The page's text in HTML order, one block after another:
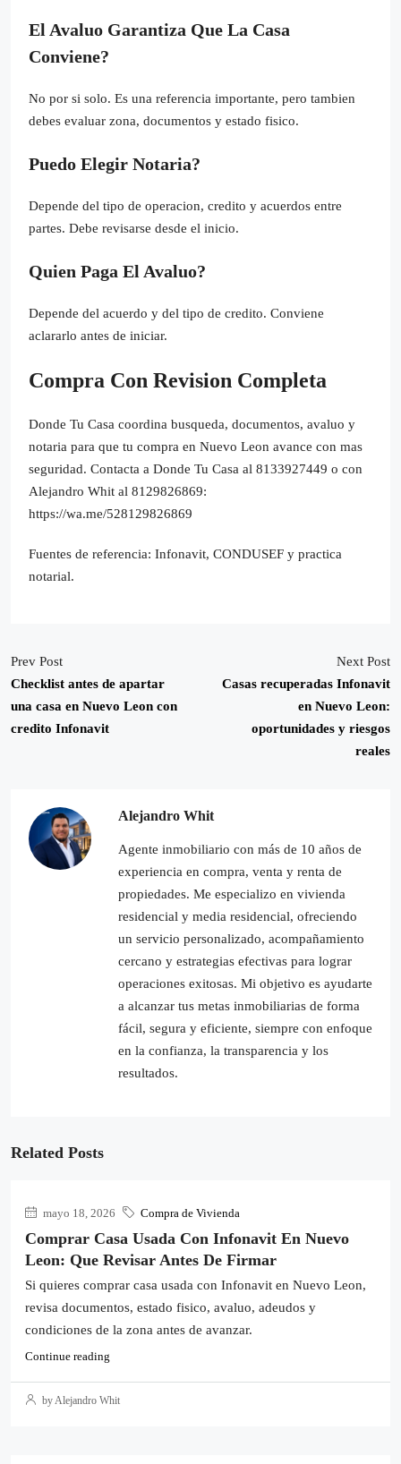
El Avaluo Garantiza Que La Casa
Conviene?
No por si solo. Es una referencia importante, pero tambien
debes evaluar zona, documentos y estado fisico.
Puedo Elegir Notaria?
Depende del tipo de operacion, credito y acuerdos entre
partes. Debe revisarse desde el inicio.
Quien Paga El Avaluo?
Depende del acuerdo y del tipo de credito. Conviene
aclararlo antes de iniciar.
Compra Con Revision Completa
Donde Tu Casa coordina busqueda, documentos, avaluo y
notaria para que tu compra en Nuevo Leon avance con mas
seguridad. Contacta a Donde Tu Casa al 8133927449 o con
Alejandro Whit al 8129826869:
https://wa.me/528129826869
Fuentes de referencia: Infonavit, CONDUSEF y practica
notarial.
Prev Post
Checklist antes de apartar
una casa en Nuevo Leon con
credito Infonavit
Next Post
Casas recuperadas Infonavit
en Nuevo Leon:
oportunidades y riesgos
reales
Alejandro Whit
Agente inmobiliario con más de 10 años de
experiencia en compra, venta y renta de
propiedades. Me especializo en vivienda
residencial y media residencial, ofreciendo
un servicio personalizado, acompañamiento
cercano y estrategias efectivas para lograr
operaciones exitosas. Mi objetivo es ayudarte
a alcanzar tus metas inmobiliarias de forma
fácil, segura y eficiente, siempre con enfoque
en la confianza, la transparencia y los
resultados.
Related Posts
mayo 18, 2026 Compra de Vivienda
Comprar Casa Usada Con Infonavit En Nuevo
Leon: Que Revisar Antes De Firmar
Si quieres comprar casa usada con Infonavit en Nuevo Leon,
revisa documentos, estado fisico, avaluo, adeudos y
condiciones de la zona antes de avanzar.
Continue reading
by Alejandro Whit